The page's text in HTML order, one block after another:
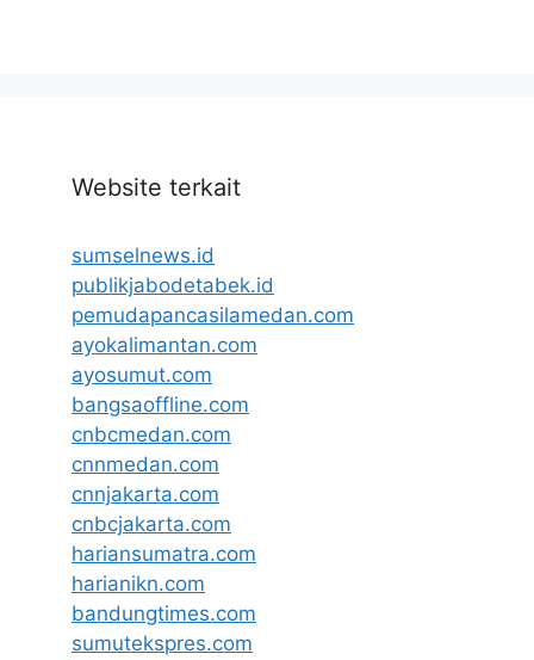
Website terkait
sumselnews.id
publikjabodetabek.id
pemudapancasilamedan.com
ayokalimantan.com
ayosumut.com
bangsaoffline.com
cnbcmedan.com
cnnmedan.com
cnnjakarta.com
cnbcjakarta.com
hariansumatra.com
harianikn.com
bandungtimes.com
sumutekspres.com